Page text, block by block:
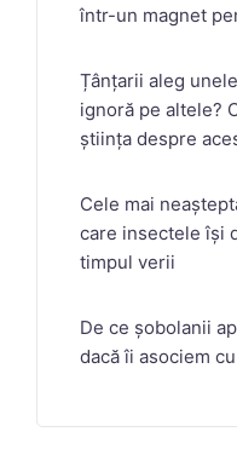
într-un magnet
Țânțarii aleg
ignoră pe altele?
știința despre
Cele mai
care insectele își
timpul verii
De ce șobolanii
dacă îi asociem